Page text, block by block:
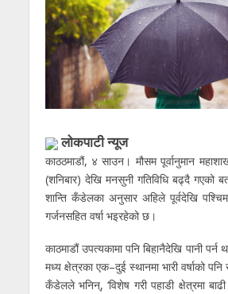
लाेकपाटी न्यूज
काठठमाडौं, ४ साउन। मौसम पूर्वानुमान
(शनिबार) देखि मनसुनी गतिविधि बढ्दै गएको
शान्ति कँडेलका अनुसार अहिले पूर्वदेखि
गर्जनसहित वर्षा भइरहेको छ।
काठमाडौं उपत्यकामा पनि बिहानैदेखि पानी
मध्य क्षेत्रका एक–दुई स्थानमा भारी वर्षाको पनि
कँडेलले भनिन्, ‘विशेष गरी पहाडी क्षेत्रमा